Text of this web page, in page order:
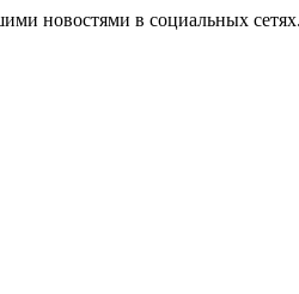
новостями в социальных